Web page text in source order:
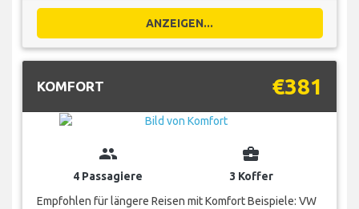
ANZEIGEN...
KOMFORT €381
group
4 Passagiere
business_center
3 Koffer
Empfohlen für längere Reisen mit Komfort Beispiele: VW